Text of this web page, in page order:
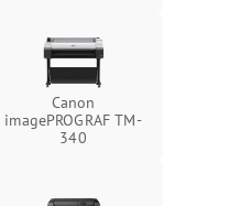
Canon
imagePROGRAF TM-
340